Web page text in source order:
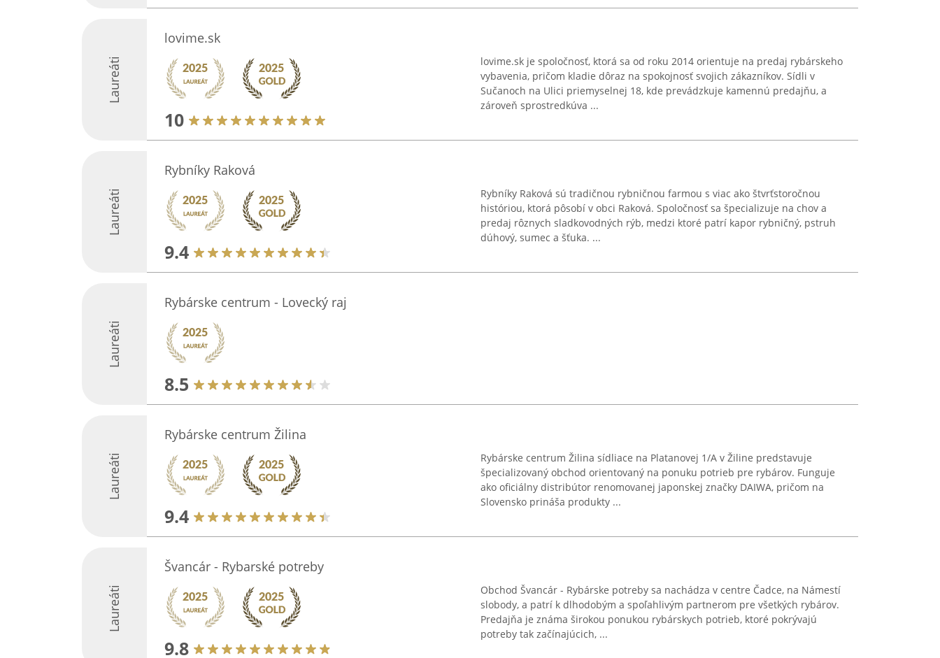
Laureáti
lovime.sk
10
lovime.sk je spoločnosť, ktorá sa od roku 2014 orientuje na predaj rybárskeho
vybavenia, pričom kladie dôraz na spokojnosť svojich zákazníkov. Sídli v
Sučanoch na Ulici priemyselnej 18, kde prevádzkuje kamennú predajňu, a
zároveň sprostredkúva ...
Laureáti
Rybníky Raková
9.4
Rybníky Raková sú tradičnou rybničnou farmou s viac ako štvrťstoročnou
históriou, ktorá pôsobí v obci Raková. Spoločnosť sa špecializuje na chov a
predaj rôznych sladkovodných rýb, medzi ktoré patrí kapor rybničný, pstruh
dúhový, sumec a šťuka. ...
Laureáti
Rybárske centrum - Lovecký raj
8.5
Laureáti
Rybárske centrum Žilina
9.4
Rybárske centrum Žilina sídliace na Platanovej 1/A v Žiline predstavuje
špecializovaný obchod orientovaný na ponuku potrieb pre rybárov. Funguje
ako oficiálny distribútor renomovanej japonskej značky DAIWA, pričom na
Slovensko prináša produkty ...
Laureáti
Švancár - Rybarské potreby
9.8
Obchod Švancár - Rybárske potreby sa nachádza v centre Čadce, na Námestí
slobody, a patrí k dlhodobým a spoľahlivým partnerom pre všetkých rybárov.
Predajňa je známa širokou ponukou rybárskych potrieb, ktoré pokrývajú
potreby tak začínajúcich, ...